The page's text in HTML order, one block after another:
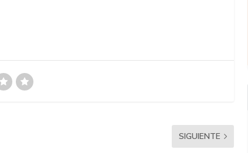
SIGUIENTE